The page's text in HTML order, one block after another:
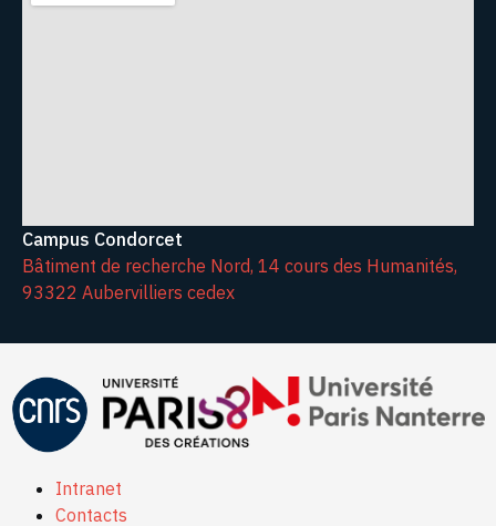
Campus Condorcet
Bâtiment de recherche Nord, 14 cours des Humanités,
93322 Aubervilliers cedex
Intranet
Contacts